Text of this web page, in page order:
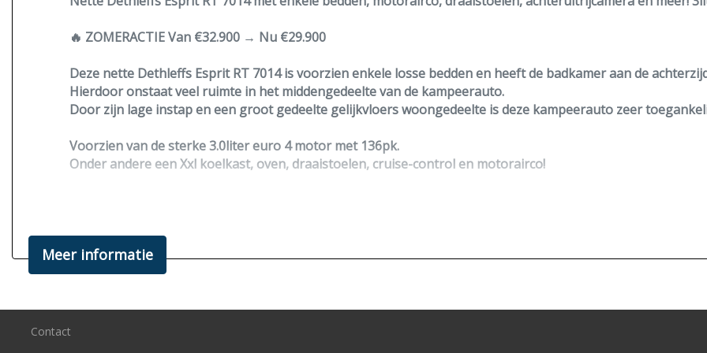
🔥 ZOMERACTIEVan €32.900 → Nu €29.900
Deze nette Dethleffs Esprit RT 7014 is voorzien enkele losse bedden en heeft de badkamer aan de
Hierdoor onstaat veel ruimte in het middengedeelte van de kampeerauto.
Door zijn lage instap en een groot gedeelte gelijkvloers woongedeelte is deze kampeerauto zeer
Voorzien van de sterke 3.0litereuro 4motor met 136pk.
Onder andere een Xxl koelkast, oven, draaistoelen, cruise-control en motorairco!
Vorig jaar voorzien van ruim 250W aan
Word verkocht inclusief campercheck (Gas,water,licht).
Nieuwe Apk bij aflevering!
Meer informatie
Contact